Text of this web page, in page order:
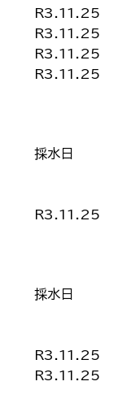
R3.11.25
R3.11.25
R3.11.25
R3.11.25
採水日
R3.11.25
採水日
R3.11.25
R3.11.25